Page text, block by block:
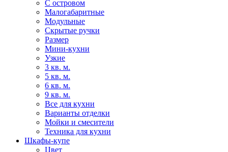
С островом
Малогабаритные
Модульные
Скрытые ручки
Размер
Мини-кухни
Узкие
3 кв. м.
5 кв. м.
6 кв. м.
9 кв. м.
Все для кухни
Варианты отделки
Мойки и смесители
Техника для кухни
Шкафы-купе
Цвет